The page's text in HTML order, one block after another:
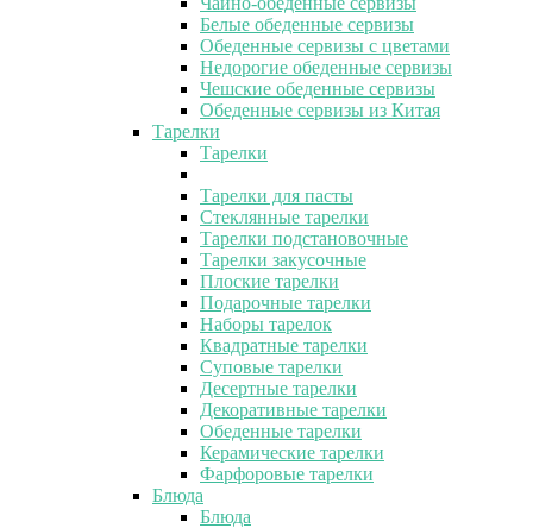
Белые обеденные сервизы
Обеденные сервизы с цветами
Недорогие обеденные сервизы
Чешские обеденные сервизы
Обеденные сервизы из Китая
Тарелки
Тарелки
Тарелки для пасты
Стеклянные тарелки
Тарелки подстановочные
Тарелки закусочные
Плоские тарелки
Подарочные тарелки
Наборы тарелок
Квадратные тарелки
Суповые тарелки
Десертные тарелки
Декоративные тарелки
Обеденные тарелки
Керамические тарелки
Фарфоровые тарелки
Блюда
Блюда